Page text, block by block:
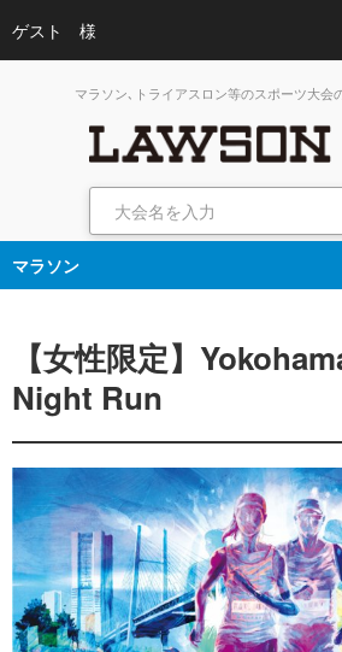
ゲスト 様
マラソン､トライアスロン等のスポーツ大会
マラソン
【女性限定】
Night Run